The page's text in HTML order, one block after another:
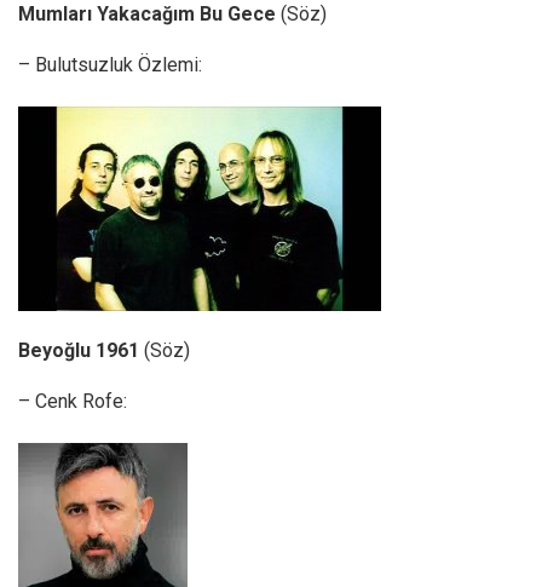
Mumları Yakacağım Bu Gece (Söz)
– Bulutsuzluk Özlemi:
Beyoğlu 1961 (Söz)
– Cenk Rofe: